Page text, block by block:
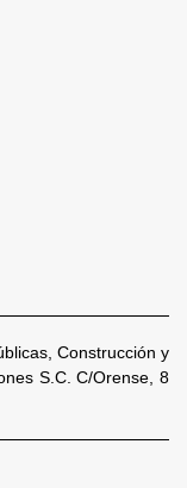
Construcción y
S.C. C/Orense, 8